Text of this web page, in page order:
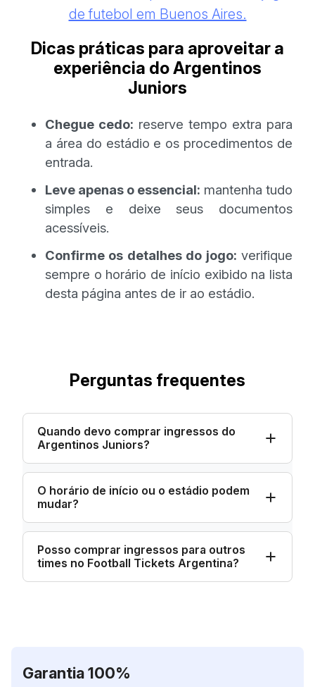
de futebol em Buenos Aires.
Dicas práticas para aproveitar a
experiência do Argentinos
Juniors
Chegue cedo: reserve tempo extra para
a área do estádio e os procedimentos de
entrada.
Leve apenas o essencial: mantenha tudo
simples e deixe seus documentos
acessíveis.
Confirme os detalhes do jogo: verifique
sempre o horário de início exibido na lista
desta página antes de ir ao estádio.
Perguntas frequentes
Quando devo comprar ingressos do
Argentinos Juniors?
O horário de início ou o estádio podem
mudar?
Posso comprar ingressos para outros
times no Football Tickets Argentina?
Garantia 100%